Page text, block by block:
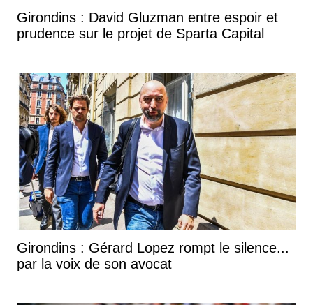
Girondins : David Gluzman entre espoir et
prudence sur le projet de Sparta Capital
Girondins : Gérard Lopez rompt le silence...
par la voix de son avocat